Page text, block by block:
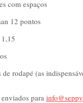
com espaços
12 pontos
rodapé (as
para